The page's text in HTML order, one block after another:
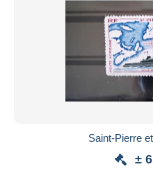
Saint-Pierre
±